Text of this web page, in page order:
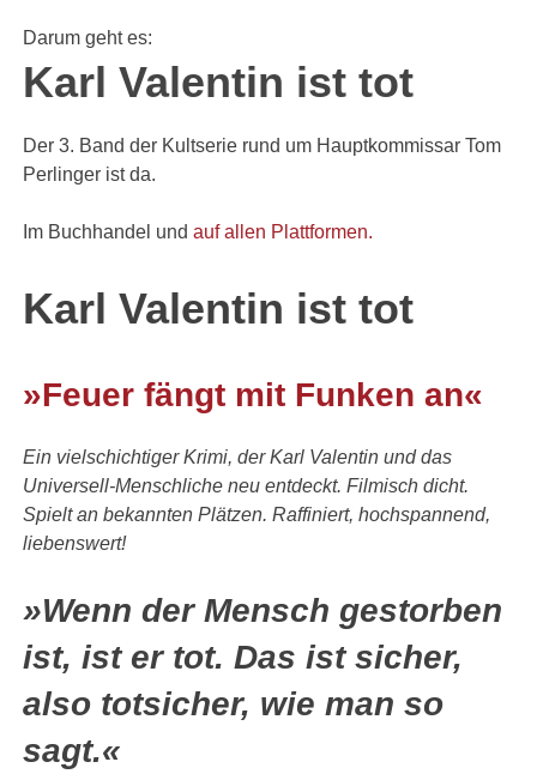
Darum geht es:
Karl Valentin ist tot
Der 3. Band der Kultserie rund um Hauptkommissar Tom
Perlinger ist da.
Im Buchhandel undauf allen Plattformen.
Karl Valentin ist tot
»Feuer fängt mit Funken an«
Ein vielschichtiger Krimi, der Karl Valentin und das
Universell-Menschliche neu entdeckt. Filmisch dicht.
Spielt an bekannten Plätzen. Raffiniert, hochspannend,
liebenswert!
»Wenn der Mensch gestorben
ist, ist er tot. Das ist sicher,
also totsicher, wie man so
sagt.«